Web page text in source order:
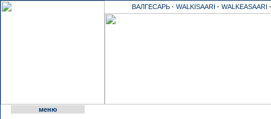
ВАЛГЕСАРЬ · WALKISAARI · WALKEASAARI ·
меню